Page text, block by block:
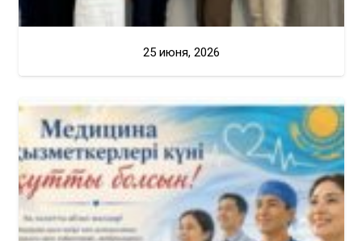
25 июня, 2026